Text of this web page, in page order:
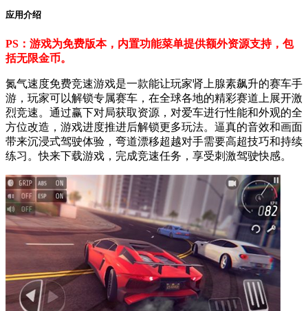
应用介绍
PS：游戏为免费版本，内置功能菜单提供额外资源支持，包
括无限金币。
氮气速度免费竞速游戏是一款能让玩家肾上腺素飙升的赛车手
游，玩家可以解锁专属赛车，在全球各地的精彩赛道上展开激
烈竞速。通过赢下对局获取资源，对爱车进行性能和外观的全
方位改造，游戏进度推进后解锁更多玩法。逼真的音效和画面
带来沉浸式驾驶体验，弯道漂移超越对手需要高超技巧和持续
练习。快来下载游戏，完成竞速任务，享受刺激驾驶快感。